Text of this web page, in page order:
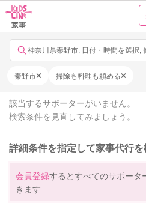
神奈川県秦野市, 日付・時間を選択,
秦野市 掃除も料理も頼める
該当するサポーターがいません。
検索条件を見直してみましょう。
詳細条件を指定して家事代行
会員登録するとすべてのサポータ
きます